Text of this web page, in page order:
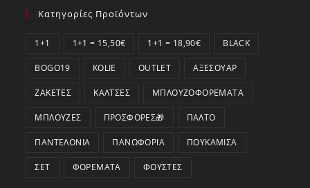
Κατηγορίες Προϊόντων
1+1 1+1 = 15,50€ 1+1 = 18,90€ BLACK
BOGO19 KOLIE OUTLET ΑΞΕΣΟΥΆΡ
ΖΑΚΈΤΕΣ ΚΆΛΤΣΕΣ ΜΠΛΟΥΖΟΦΟΡΈΜΑΤΑ
ΜΠΛΟΎΖΕΣ ΠΡΟΣΦΟΡΕΣ🎁 ΠΑΛΤΌ
ΠΑΝΤΕΛΌΝΙΑ ΠΑΝΩΦΌΡΙΑ ΠΟΥΚΆΜΙΣΑ
ΣΕΤ ΦΟΡΈΜΑΤΑ ΦΟΎΣΤΕΣ